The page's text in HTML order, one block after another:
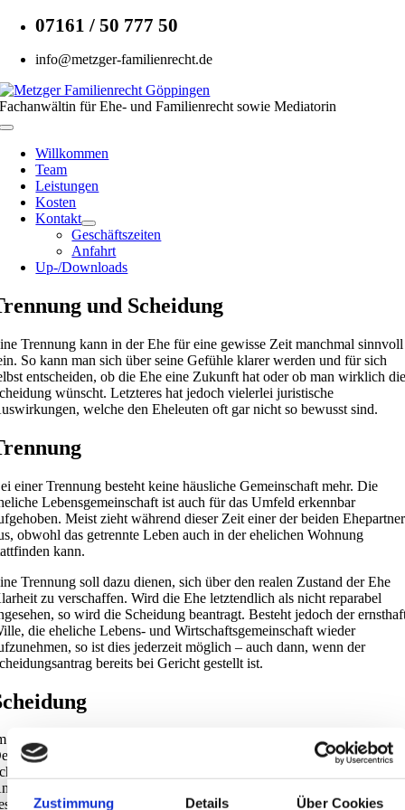
Zustimmung Details Über Cookies
springen
07161 / 50 777 50
info@metzger-familienrecht.de
Fachanwältin für Ehe- und Familienrecht sowie Mediatorin
Toggle
NavigationWillkommen
Team
Leistungen
Kosten
Kontakt
Geschäftszeiten
Anfahrt
Up-/Downloads
und Scheidung
Trennung kann in der Ehe für eine gewisse Zeit manchmal sinnvoll
So kann man sich über seine Gefühle klarer werden und für sich
entscheiden, ob die Ehe eine Zukunft hat oder ob man wirklich
wünscht. Letzteres hat jedoch vielerlei juristische
welche den Eheleuten oft gar nicht so bewusst sind.
einer Trennung besteht keine häusliche Gemeinschaft mehr. Die
Lebensgemeinschaft ist auch für das Umfeld erkennbar
Meist zieht während dieser Zeit einer der beiden Ehepartner
obwohl das getrennte Leben auch in der ehelichen Wohnung
kann.
Trennung soll dazu dienen, sich über den realen Zustand der Ehe
zu verschaffen. Wird die Ehe letztendlich als nicht reparabel
so wird die Scheidung beantragt. Besteht jedoch der
die eheliche Lebens- und Wirtschaftsgemeinschaft wieder
so ist dies jederzeit möglich – auch dann, wenn der
bereits bei Gericht gestellt ist.
Gegensatz zur Trennungszeit besteht für ein Scheidungsverfahren in
Anwaltszwang. Dies gilt sowohl für die Einreichung des
beim zuständigen Familiengericht als auch für die
zum Unterhalt oder zum Verzicht auf die Durchführung
Versorgungsausgleichs oder aber, wenn man sich gegen die vom